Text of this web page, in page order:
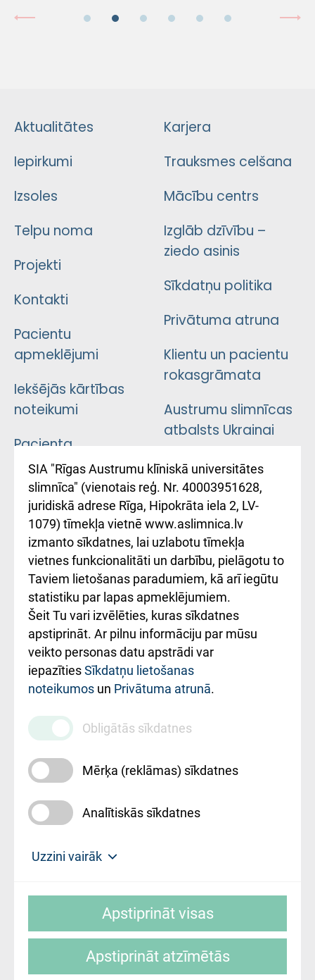
Aktualitātes
Iepirkumi
Izsoles
Telpu noma
Projekti
Kontakti
Pacientu
apmeklējumi
Iekšējās kārtības
noteikumi
Pacienta
atsauksmju/sūdzību
iesniegšanas
kārtība
Kā pie mums nokļūt
Rēķinu apmaksas
ceļvedis
Rekvizīti un
ārstniecības
iestādes kods
010000234
Maksas
pakalpojumu
cenrādis
Karjera
Trauksmes celšana
Mācību centrs
Izglāb dzīvību –
ziedo asinis
Sīkdatņu politika
Privātuma atruna
Klientu un pacientu
rokasgrāmata
Austrumu slimnīcas
atbalsts Ukrainai
Підтримка Східної
лікарні та співпраця з
Україною
Mājas lapas izstrāde:
SIA "Rīgas Austrumu klīniskā universitātes
slimnīca" (vienotais reģ. Nr. 40003951628,
juridiskā adrese Rīga, Hipokrāta iela 2, LV-
1079) tīmekļa vietnē www.aslimnica.lv
izmanto sīkdatnes, lai uzlabotu tīmekļa
vietnes funkcionalitāti un darbību, pielāgotu to
Taviem lietošanas paradumiem, kā arī iegūtu
statistiku par lapas apmeklējumiem.
Šeit Tu vari izvēlēties, kuras sīkdatnes
apstiprināt. Ar pilnu informāciju par mūsu
veikto personas datu apstrādi var
iepazītiesSīkdatņu lietošanas
noteikumos un Privātuma atrunā.
Obligātās sīkdatnes
Mērķa (reklāmas) sīkdatnes
Analītiskās sīkdatnes
Uzzini vairāk
slimnīca, turpmāk – Pārzinis, sīkdatņu
sīkdatņu izmantošanas nosacījumiem.
Apstiprināt visas
Apstiprināt atzīmētās